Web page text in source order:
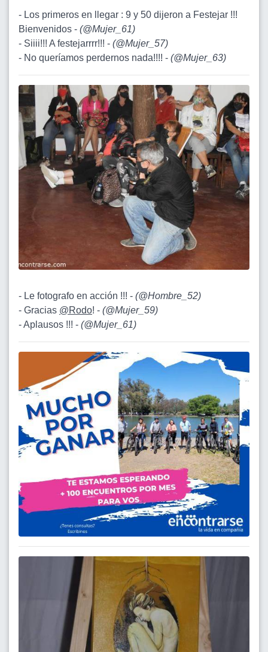
- Los primeros en llegar : 9 y 50 dijeron a Festejar !!!
Bienvenidos - (@Mujer_61)
- Siiii!!! A festejarrrr!!! - (@Mujer_57)
- No queríamos perdernos nada!!!! - (@Mujer_63)
- Le fotografo en acción !!! - (@Hombre_52)
- Gracias @Rodo! - (@Mujer_59)
- Aplausos !!! - (@Mujer_61)